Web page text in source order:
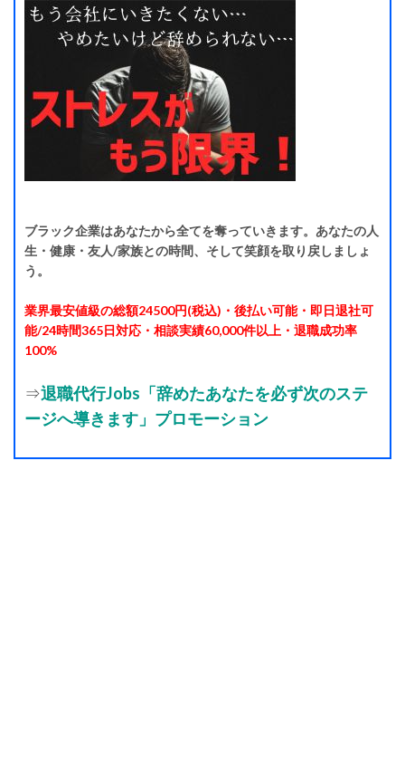
ブラック企業はあなたから全てを奪っていきます。あなたの人
生・健康・友人/家族との時間、そして笑顔を取り戻しましょ
う。
業界最安値級の総額24500円(税込)・後払い可能・即日退社可
能/24時間365日対応・相談実績60,000件以上・退職成功率
100%
⇒退職代行Jobs「辞めたあなたを必ず次のステ
ージへ導きます」プロモーション